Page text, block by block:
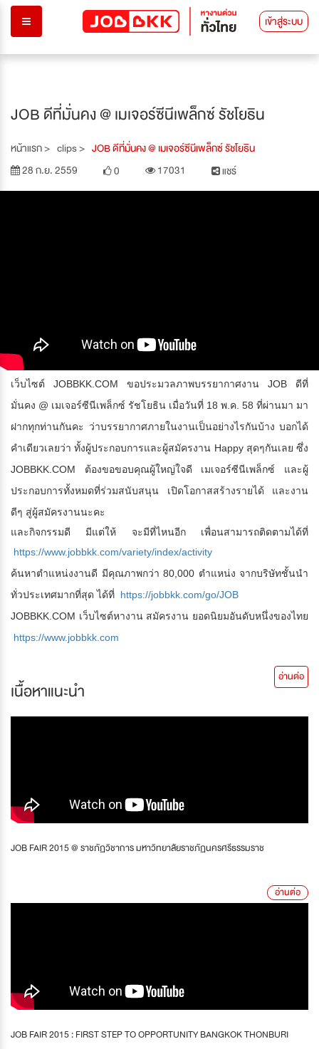
เข้าสู่ระบบ
JOB ดีที่มั่นคง @ เมเจอร์ซีนีเพล็กซ์ รัชโยธิน
หน้าแรก > clips > JOB ดีที่มั่นคง @ เมเจอร์ซีนีเพล็กซ์ รัชโยธิน
28 ก.ย. 2559
0 17031 แชร์
เว็บไซต์ JOBBKK.COM ขอประมวลภาพบรรยากาศงาน JOB ดีที่
มั่นคง @ เมเจอร์ซีนีเพล็กซ์ รัชโยธิน เมื่อวันที่ 18 พ.ค. 58 ที่ผ่านมา มา
ฝากทุกท่านกันคะ ว่าบรรยากาศภายในงานเป็นอย่างไรกันบ้าง บอกได้
คำเดียวเลยว่า ทั้งผู้ประกอบการและผู้สมัครงาน Happy สุดๆกันเลย ซึ่ง
JOBBKK.COM ต้องขอขอบคุณผู้ใหญ่ใจดี เมเจอร์ซีนีเพล็กซ์ และผู้
ประกอบการทั้งหมดที่ร่วมสนับสนุน เปิดโอกาสสร้างรายได้ และงาน
ดีๆ สู่ผู้สมัครงานนะคะ
และกิจกรรมดี มีแต่ให้ จะมีที่ไหนอีก เพื่อนสามารถติดตามได้ที่
https://www.jobbkk.com/variety/index/activity
ค้นหาตำแหน่งงานดี มีคุณภาพกว่า 80,000 ตำแหน่ง จากบริษัทชั้นนำ
ทั่วประเทศมากที่สุด ได้ที่ https://jobbkk.com/go/JOB
JOBBKK.COM เว็บไซต์หางาน สมัครงาน ยอดนิยมอันดับหนึ่งของไทย
https://www.jobbkk.com
เนื้อหาแนะนำ
อ่านต่อ
JOB FAIR 2015 @ ราชภัฏวิชาการ มหาวิทยาลัยราชภัฏนครศรีธรรมราช
อ่านต่อ
JOB FAIR 2015 : FIRST STEP TO OPPORTUNITY BANGKOK THONBURI